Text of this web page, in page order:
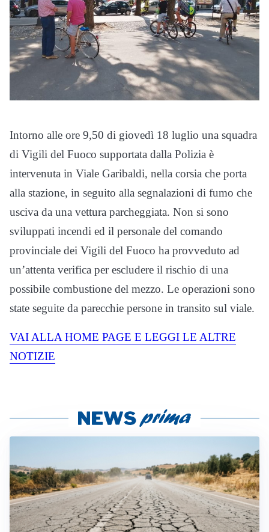
Intorno alle ore 9,50 di giovedì 18 luglio una squadra
di Vigili del Fuoco supportata dalla Polizia è
intervenuta in Viale Garibaldi, nella corsia che porta
alla stazione, in seguito alla segnalazioni di fumo che
usciva da una vettura parcheggiata. Non si sono
sviluppati incendi ed il personale del comando
provinciale dei Vigili del Fuoco ha provveduto ad
un’attenta verifica per escludere il rischio di una
possibile combustione del mezzo. Le operazioni sono
state seguite da parecchie persone in transito sul viale.
VAI ALLA HOME PAGE E LEGGI LE ALTRE
NOTIZIE